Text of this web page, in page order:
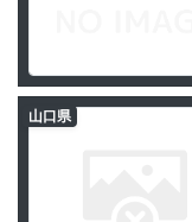
山口県